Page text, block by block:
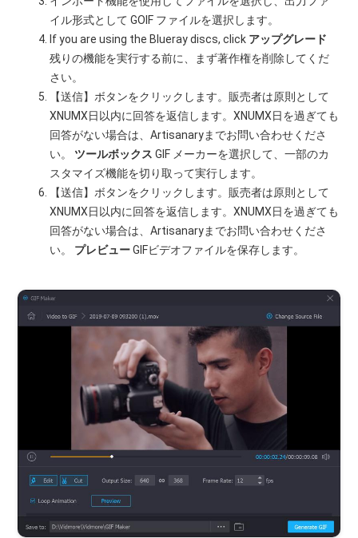
イル形式として GOIF ファイルを選択します。
If you are using the Blueray discs, click アップグレード
残りの機能を実行する前に、まず著作権を削除してくだ
さい。
【送信】ボタンをクリックします。販売者は原則として
XNUMX日以内に回答を返信します。XNUMX日を過ぎても
回答がない場合は、Artisanaryまでお問い合わせくださ
い。 ツールボックス GIF メーカーを選択して、一部のカ
スタマイズ機能を切り取って実行します。
【送信】ボタンをクリックします。販売者は原則として
XNUMX日以内に回答を返信します。XNUMX日を過ぎても
回答がない場合は、Artisanaryまでお問い合わせくださ
い。 プレビューGIFビデオファイルを保存します。